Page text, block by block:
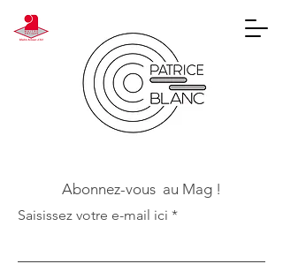
Abonnez-vous au Mag !
Saisissez votre e-mail ici